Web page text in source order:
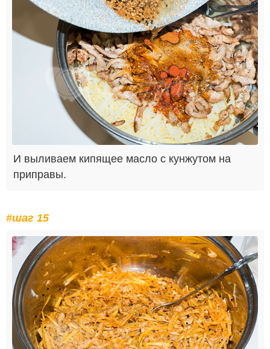
И выливаем кипящее масло с кунжутом на
приправы.
#шаг 15